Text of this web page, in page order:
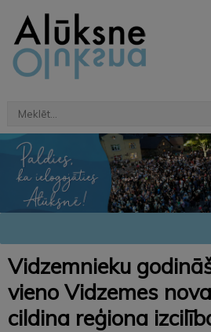
Vidzemnieku
vieno Vidzemes
cildina reģiona